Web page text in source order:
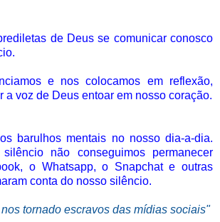
de Deus se comunicar conosco
e nos colocamos em reflexão,
a voz de Deus entoar em nosso coração.
barulhos mentais no nosso dia-a-dia.
não conseguimos permanecer
o Whatsapp, o Snapchat e outras
conta do nosso silêncio.
tornado escravos das mídias sociais"